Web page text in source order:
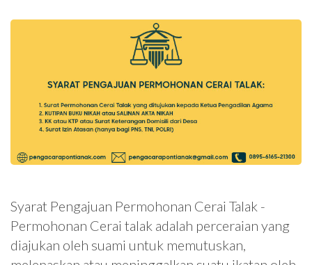
Syarat Pengajuan Permohonan Cerai Talak -
Permohonan Cerai talak adalah perceraian yang
diajukan oleh suami untuk memutuskan,